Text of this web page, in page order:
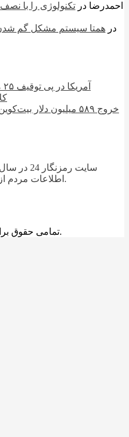
احمدرضا در تکنولوژی را با
در همتا سیستم مشکل گم شدن
خروج ۵۸۹ میلیون دلار
اطلاعات مردم از دنیای رمز ارز ها راه اندازی گردید.
© تمامی حقوقمحفوظ می باشد.